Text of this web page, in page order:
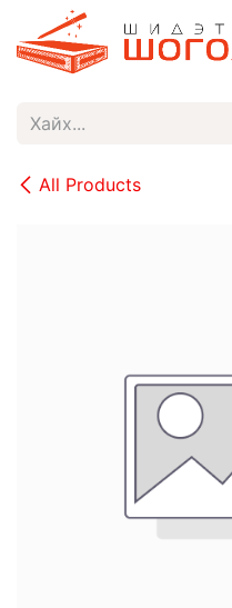
Skip to Content
All Products